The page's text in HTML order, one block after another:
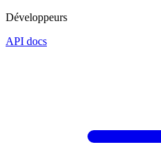
Développeurs
API docs